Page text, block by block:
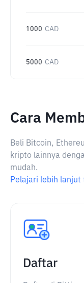
1000 CAD
5000 CAD
Cara
Beli Bitcoin,
kripto lainnya
mudah.
Pelajari lebih
Daftar